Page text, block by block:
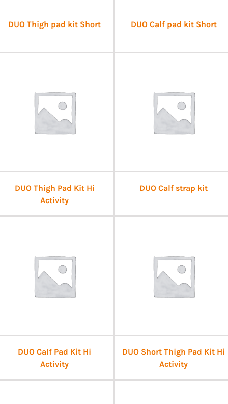
DUO Thigh pad kit Short DUO Calf pad kit Short
DUO Thigh Pad Kit Hi
Activity
DUO Calf strap kit
DUO Calf Pad Kit Hi
Activity
DUO Short Thigh Pad Kit Hi
Activity